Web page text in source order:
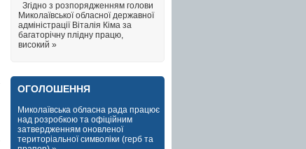
Згідно з розпорядженням голови
Миколаївської обласної державної
адміністрації Віталія Кіма за
багаторічну плідну працю,
високий »
ОГОЛОШЕННЯ
Миколаївська обласна рада працює
над розробкою та офіційним
затвердженням оновленої
територіальної символіки (герб та